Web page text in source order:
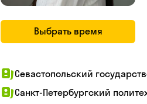
Выбрать время
Севастопольский
Санкт-Петербургский